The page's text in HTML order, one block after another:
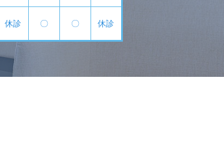
休診 〇 〇 休診